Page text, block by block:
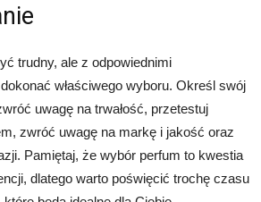
trudny, ale z odpowiednimi
właściwego wyboru. Określ swój
uwagę na trwałość, przetestuj
zwróć uwagę na markę i jakość oraz
Pamiętaj, że wybór perfum to kwestia
dlatego warto poświęcić trochę czasu